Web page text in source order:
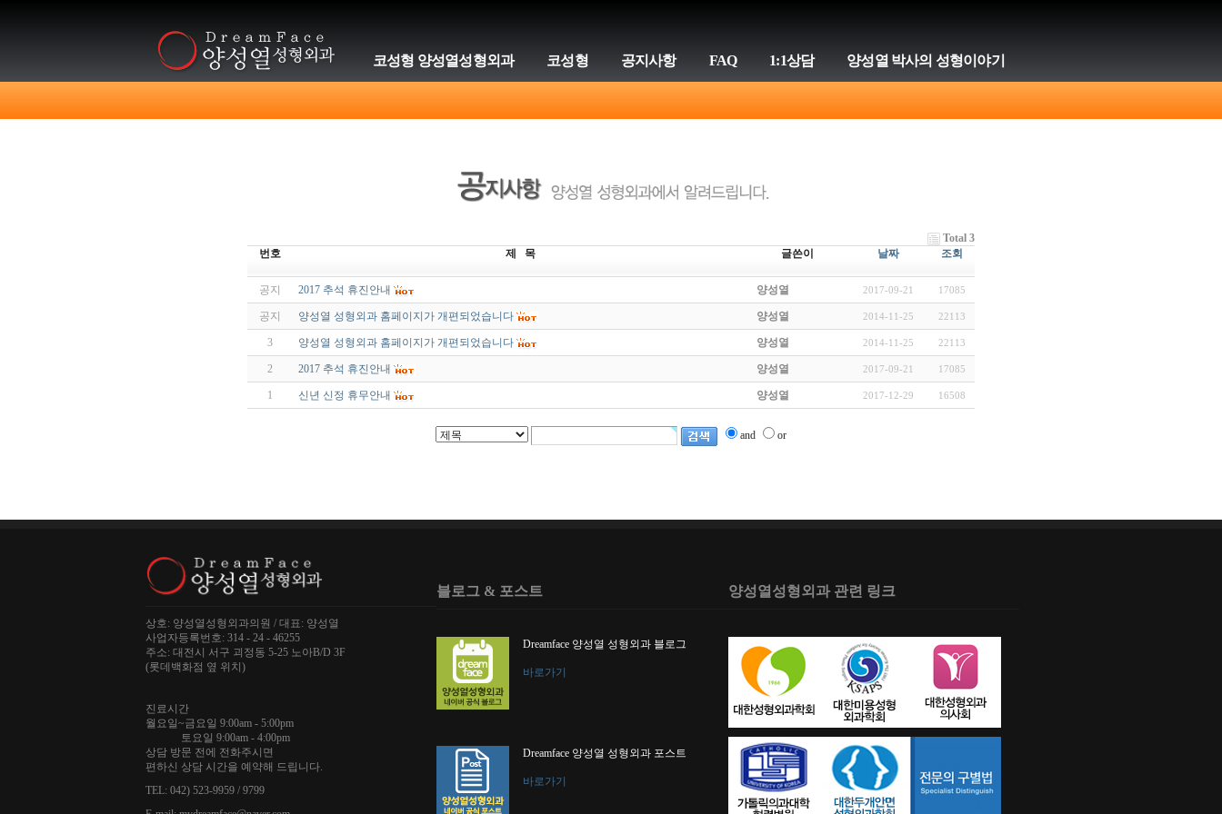
코성형 양성열성형외과 코성형 공지사항 FAQ 1:1상담 양성열 박사의 성형이야기
Total 3
번호
제 목 글쓴이 날짜 조회
공지 2017 추석 휴진안내 양성열 2017-09-21 17085
공지 양성열 성형외과 홈페이지가 개편되었습니다 양성열 2014-11-25 22113
3 양성열 성형외과 홈페이지가 개편되었습니다 양성열 2014-11-25 22113
2 2017 추석 휴진안내 양성열 2017-09-21 17085
1 신년 신정 휴무안내 양성열 2017-12-29 16508
and or
상호: 양성열성형외과의원 / 대표: 양성열
사업자등록번호: 314 - 24 - 46255
주소: 대전시 서구 괴정동 5-25 노아B/D 3F
(롯데백화점 옆 위치)
진료시간
월요일~금요일 9:00am - 5:00pm
토요일 9:00am - 4:00pm
상담 방문 전에 전화주시면
편하신 상담 시간을 예약해 드립니다.
TEL: 042) 523-9959 / 9799
블로그 & 포스트
Dreamface 양성열 성형외과 블로그
바로가기
Dreamface 양성열 성형외과 포스트
바로가기
양성열성형외과 관련 링크